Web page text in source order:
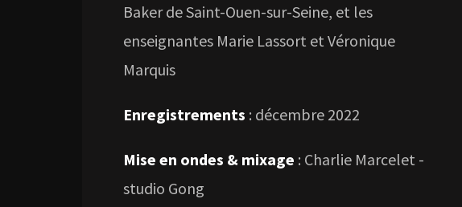
Baker de Saint-Ouen-sur-Seine, et les
enseignantes Marie Lassort et Véronique
Marquis
Enregistrements : décembre 2022
Mise en ondes & mixage : Charlie Marcelet -
studio Gong